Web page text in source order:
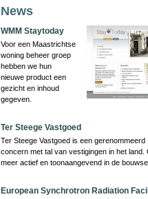
News
WMM Staytoday
Voor een Maastrichtse
woning beheer groep
hebben we hun
nieuwe product een
gezicht en inhoud
gegeven.
Ter Steege Vastgoed
Ter Steege Vastgoed is een gerenommeerd
concern met tal van vestigingen in het land.
meer actief en toonaangevend in de
European Synchrotron Radiation